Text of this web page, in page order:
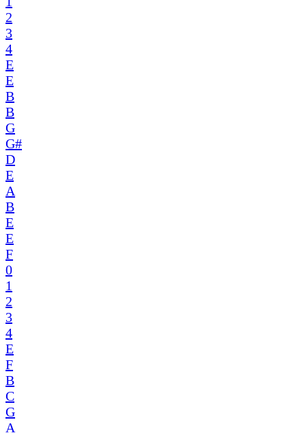
2
3
4
E
E
B
B
G
G#
D
E
A
B
E
E
F
0
1
2
3
4
E
F
B
C
G
A